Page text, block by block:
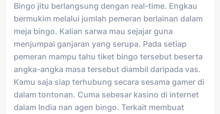
Bingo jitu berlangsung dengan real-time. Engkau
bermukim melalui jumlah pemeran berlainan dalam
meja bingo. Kalian sarwa mau sejajar guna
menjumpai ganjaran yang serupa. Pada setiap
pemeran mampu tahu tiket bingo tersebut beserta
angka-angka masa tersebut diambil daripada vas.
Kamu saja siap terhubung secara sesama gamer di
dalam tontonan. Cuma sebesar kasino di internet
dalam India nan agen bingo. Terkait membuat